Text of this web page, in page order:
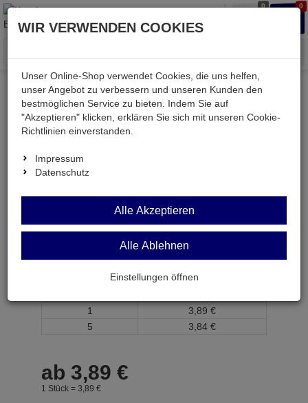
0 0
Menü
Weiter einkaufen Kessler electronic
Computer
KE034NM
KE034NM
Nullmodem-Kabel SD 9BU auf SD25ST 1,8m Kabel
1
3, 89 €
5
3, 84 €
ab 3,89 €
1 Stück = 3, 89 €
WIR VERWENDEN COOKIES
Unser Online-Shop verwendet Cookies, die uns helfen,
unser Angebot zu verbessern und unseren Kunden den
bestmöglichen Service zu bieten. Indem Sie auf
"Akzeptieren" klicken, erklären Sie sich mit unseren Cookie-
Richtlinien einverstanden.
Impressum
Datenschutz
Alle Akzeptieren
Alle Ablehnen
Einstellungen öffnen